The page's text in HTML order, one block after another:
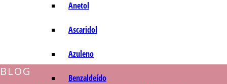
Anetol
Ascaridol
Azuleno
Benzaldeído
BLOG